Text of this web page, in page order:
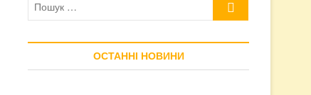
ОСТАННІ НОВИНИ